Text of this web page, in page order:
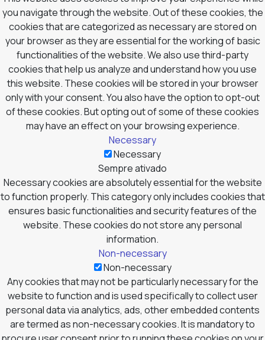
you navigate through the website. Out of these cookies, the
cookies that are categorized as necessary are stored on
your browser as they are essential for the working of basic
functionalities of the website. We also use third-party
cookies that help us analyze and understand how you use
this website. These cookies will be stored in your browser
only with your consent. You also have the option to opt-out
of these cookies. But opting out of some of these cookies
may have an effect on your browsing experience.
Necessary
Necessary
Sempre ativado
Necessary cookies are absolutely essential for the website
to function properly. This category only includes cookies that
ensures basic functionalities and security features of the
website. These cookies do not store any personal
information.
Non-necessary
Non-necessary
Any cookies that may not be particularly necessary for the
website to function and is used specifically to collect user
personal data via analytics, ads, other embedded contents
are termed as non-necessary cookies. It is mandatory to